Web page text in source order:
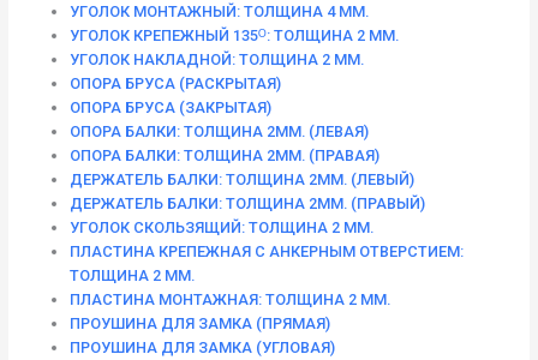
УГОЛОК МОНТАЖНЫЙ: ТОЛЩИНА 4 ММ.
УГОЛОК КРЕПЕЖНЫЙ 135ᴼ: ТОЛЩИНА 2 ММ.
УГОЛОК НАКЛАДНОЙ: ТОЛЩИНА 2 ММ.
ОПОРА БРУСА (РАСКРЫТАЯ)
ОПОРА БРУСА (ЗАКРЫТАЯ)
ОПОРА БАЛКИ: ТОЛЩИНА 2ММ. (ЛЕВАЯ)
ОПОРА БАЛКИ: ТОЛЩИНА 2ММ. (ПРАВАЯ)
ДЕРЖАТЕЛЬ БАЛКИ: ТОЛЩИНА 2ММ. (ЛЕВЫЙ)
ДЕРЖАТЕЛЬ БАЛКИ: ТОЛЩИНА 2ММ. (ПРАВЫЙ)
УГОЛОК СКОЛЬЗЯЩИЙ: ТОЛЩИНА 2 ММ.
ПЛАСТИНА КРЕПЕЖНАЯ С АНКЕРНЫМ ОТВЕРСТИЕМ:
ТОЛЩИНА 2 ММ.
ПЛАСТИНА МОНТАЖНАЯ: ТОЛЩИНА 2 ММ.
ПРОУШИНА ДЛЯ ЗАМКА (ПРЯМАЯ)
ПРОУШИНА ДЛЯ ЗАМКА (УГЛОВАЯ)